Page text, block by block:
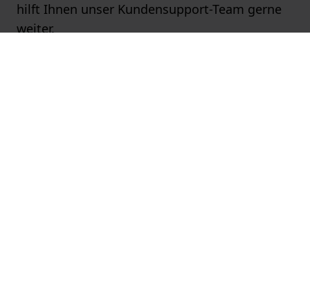
hilft Ihnen unser Kundensupport-Team gerne
weiter.